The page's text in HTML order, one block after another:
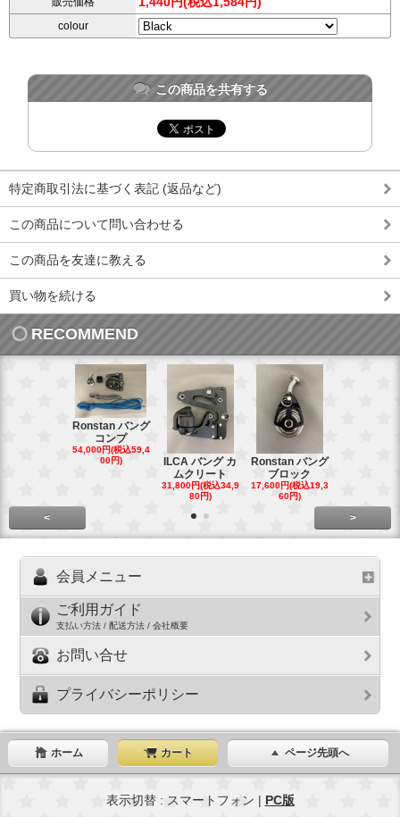
colour
この商品を共有する
特定商取引法に基づく表記 (返品など)
この商品について問い合わせる
この商品を友達に教える
買い物を続ける
RECOMMEND
Ronstan バング
コンプ
54,000円(税込59,4
00円)
ILCA バング カ
ムクリート
31,800円(税込34,9
80円)
Ronstan バング
ブロック
17,600円(税込19,3
60円)
< >
会員メニュー
ご利用ガイド
支払い方法 / 配送方法 / 会社概要
お問い合せ
プライバシーポリシー
ホーム カート ページ先頭へ
表示切替 : スマートフォン | PC版